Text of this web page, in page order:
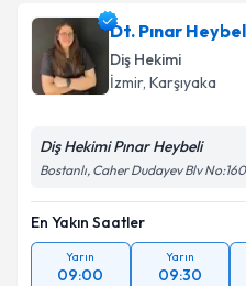
Dt. Pınar
Diş Hekimi
İzmir, Karşıyaka
Diş Hekimi Pınar Heybeli
Bostanlı, Caher Dudayev Blv
En Yakın Saatler
Yarın
09:00
Yarın
09:30